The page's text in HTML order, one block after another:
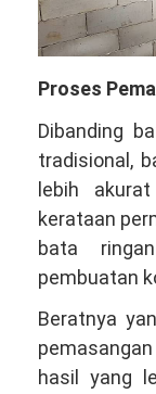
Proses
Dibanding
tradisional,
lebih
kerataan
bata
pembuatan
Beratnya
hasil yang